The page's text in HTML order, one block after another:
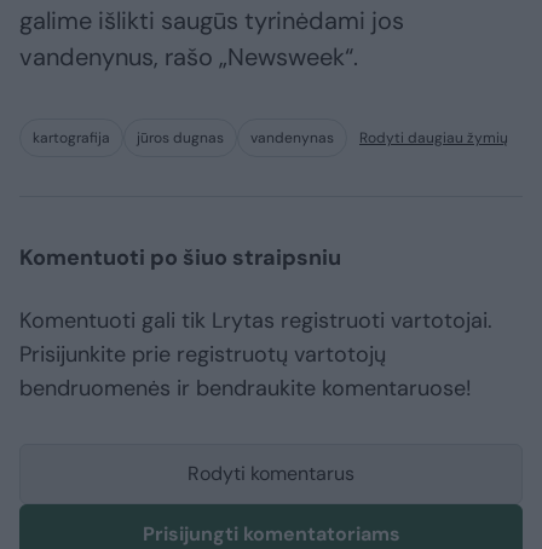
galime išlikti saugūs tyrinėdami jos
vandenynus, rašo „Newsweek“.
kartografija jūros dugnas vandenynas Rodyti daugiau žymių
Komentuoti po šiuo straipsniu
Komentuoti gali tik Lrytas registruoti vartotojai.
Prisijunkite prie registruotų vartotojų
bendruomenės ir bendraukite komentaruose!
Rodyti komentarus
Prisijungti komentatoriams